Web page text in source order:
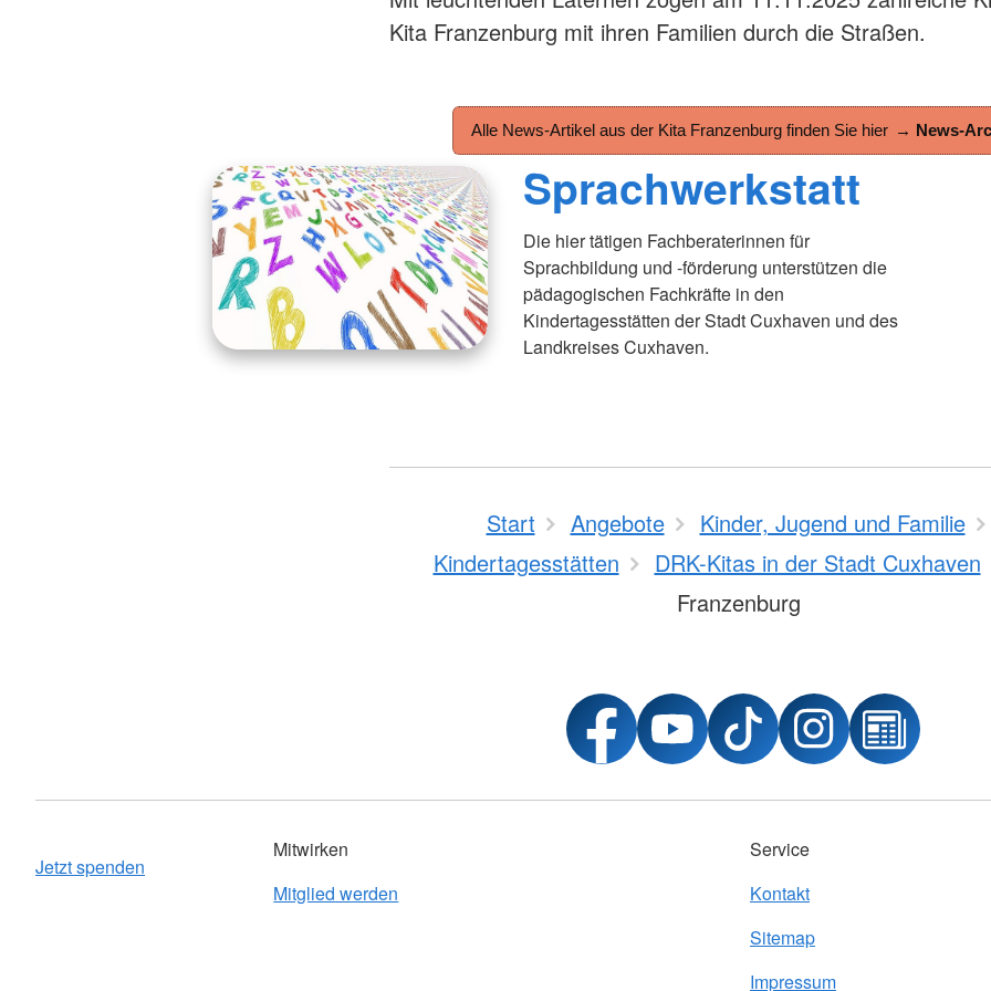
Kita Franzenburg mit ihren Familien durch die Straßen.
Alle News-Artikel aus der Kita Franzenburg finden Sie hier → News-
Sprachwerkstatt
Die hier tätigen Fachberaterinnen für
Sprachbildung und -förderung unterstützen die
pädagogischen Fachkräfte in den
Kindertagesstätten der Stadt Cuxhaven und des
Landkreises Cuxhaven.
Start Angebote
Kinder, Jugend und Familie
Kindertagesstätten
DRK-Kitas in der Stadt Cuxhaven
Franzenburg
Jetzt spenden
Mitwirken
Mitglied werden
Service
Kontakt
Sitemap
Impressum